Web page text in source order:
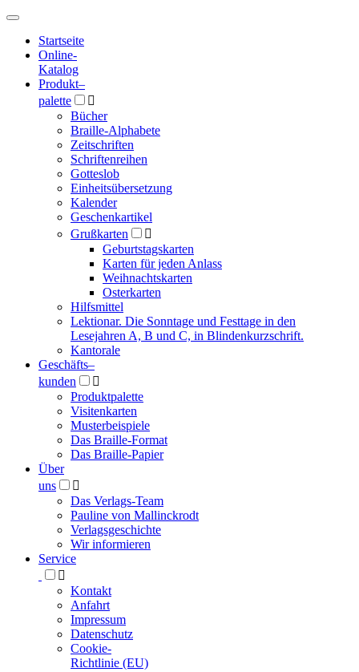
Hauptmenü
Hauptmenü
Startseite
Online-
Katalog
Produkt–
palette

Bücher
Braille-Alphabete
Zeitschriften
Schriftenreihen
Gotteslob
Einheitsübersetzung
Kalender
Geschenkartikel
Grußkarten

Geburtstagskarten
Karten für jeden Anlass
Weihnachtskarten
Osterkarten
Hilfsmittel
Lektionar. Die Sonntage und Festtage in den
Lesejahren A, B und C, in Blindenkurzschrift.
Kantorale
Geschäfts­–
kunden

Produktpalette
Visitenkarten
Musterbeispiele
Das Braille-Format
Das Braille-Papier
Über
uns

Das Verlags-Team
Pauline von Mallinckrodt
Verlagsgeschichte
Wir informieren
Service

Kontakt
Anfahrt
Impressum
Datenschutz
Cookie-
Richtlinie (EU)